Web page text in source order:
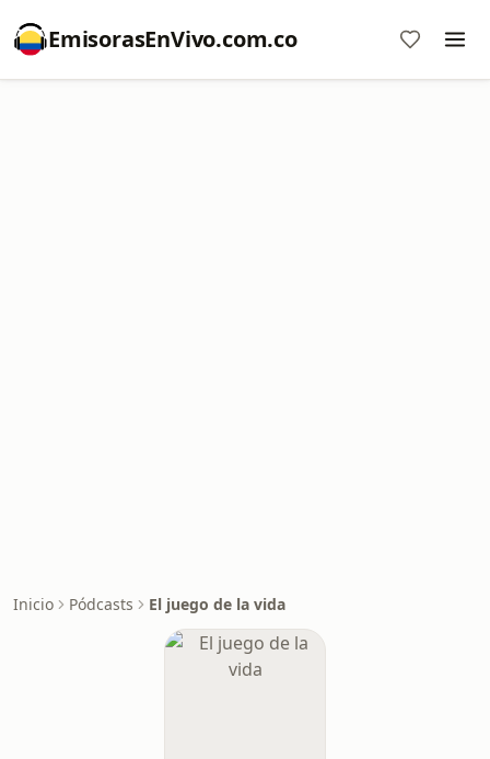
EmisorasEnVivo.com.co
Inicio Pódcasts El juego de la vida